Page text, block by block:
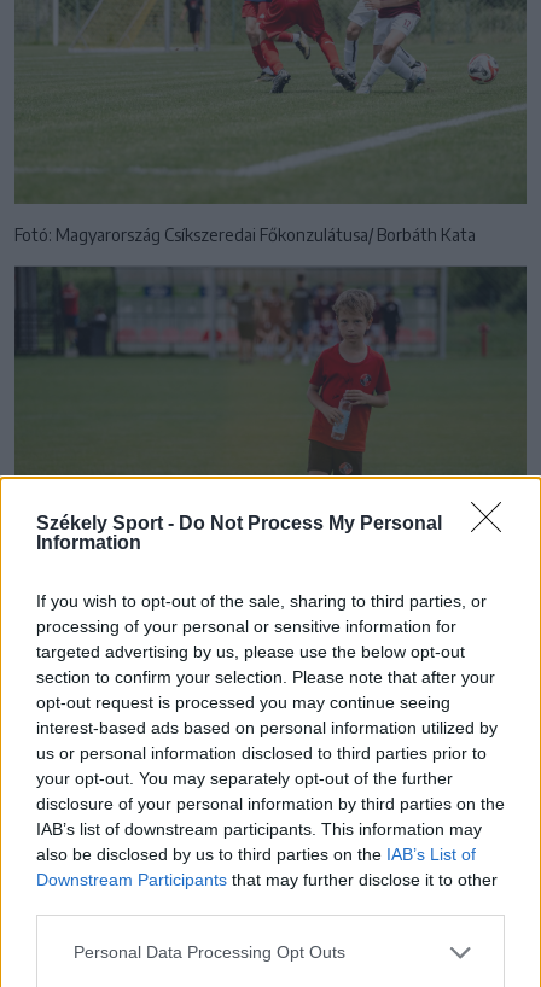
Székely Sport - Do Not Process My Personal
Information
If you wish to opt-out of the sale, sharing to third parties, or
processing of your personal or sensitive information for
targeted advertising by us, please use the below opt-out
section to confirm your selection. Please note that after your
opt-out request is processed you may continue seeing
interest-based ads based on personal information utilized by
us or personal information disclosed to third parties prior to
your opt-out. You may separately opt-out of the further
disclosure of your personal information by third parties on the
IAB’s list of downstream participants. This information may
also be disclosed by us to third parties on the IAB’s List of
Downstream Participants that may further disclose it to other
Personal Data Processing Opt Outs
Fotó: Magyarország Csíkszeredai Főkonzulátusa/ Borbáth Kata
Fotó: Magyarország Csíkszeredai Főkonzulátusa/ Borbáth Kata